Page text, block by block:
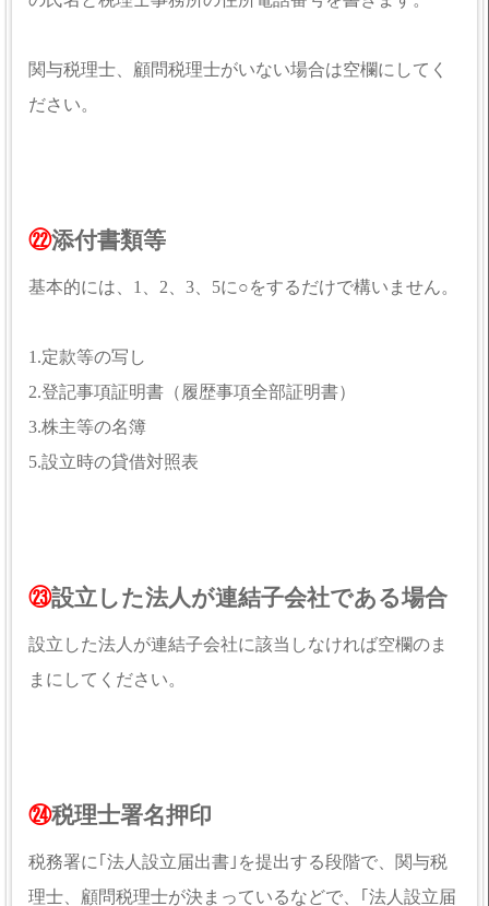
関与税理士、顧問税理士がいない場合は空欄にしてく
ださい。
㉒添付書類等
基本的には、1、2、3、5に○をするだけで構いません。
1.定款等の写し
2.登記事項証明書（履歴事項全部証明書）
3.株主等の名簿
5.設立時の貸借対照表
㉓設立した法人が連結子会社である場合
設立した法人が連結子会社に該当しなければ空欄のま
まにしてください。
㉔税理士署名押印
税務署に｢法人設立届出書｣を提出する段階で、関与税
理士、顧問税理士が決まっているなどで、｢法人設立届